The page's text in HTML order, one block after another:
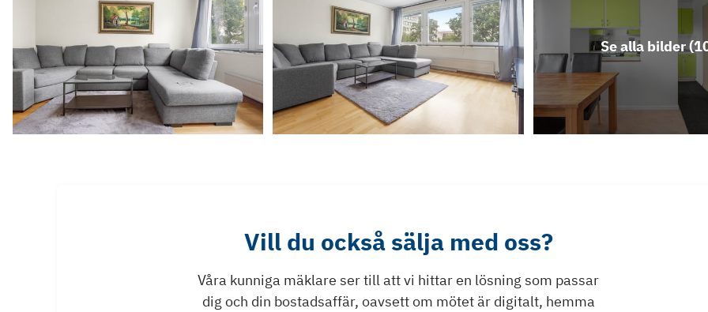
Se alla bilder (
Vill du också sälja med oss?
Våra kunniga mäklare ser till att vi hittar en lösning som passar
dig och din bostadsaffär, oavsett om mötet är digitalt, hemma